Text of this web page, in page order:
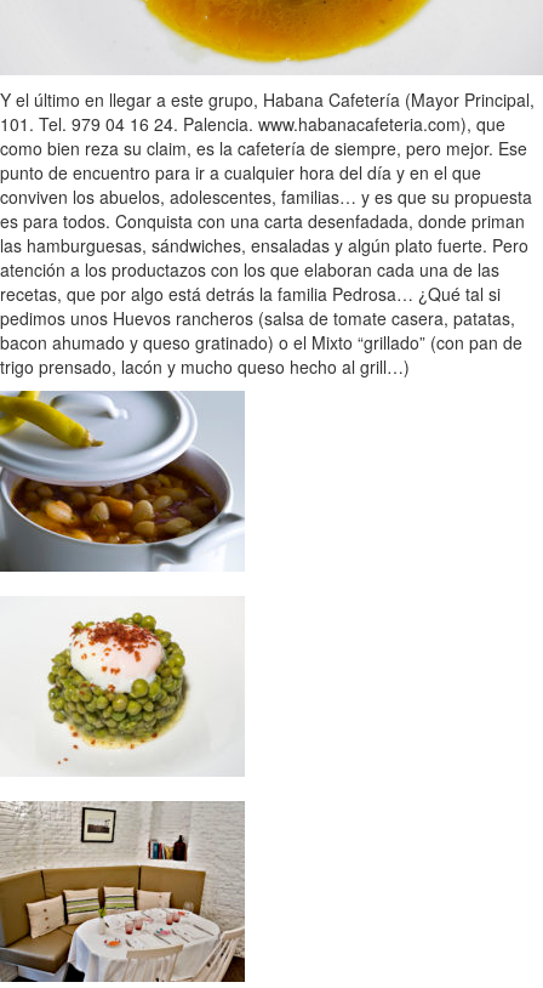
Y el último en llegar a este grupo, Habana Cafetería (Mayor Principal,
101. Tel. 979 04 16 24. Palencia. www.habanacafeteria.com), que
como bien reza su claim, es la cafetería de siempre, pero mejor. Ese
punto de encuentro para ir a cualquier hora del día y en el que
conviven los abuelos, adolescentes, familias… y es que su propuesta
es para todos. Conquista con una carta desenfadada, donde priman
las hamburguesas, sándwiches, ensaladas y algún plato fuerte. Pero
atención a los productazos con los que elaboran cada una de las
recetas, que por algo está detrás la familia Pedrosa… ¿Qué tal si
pedimos unos Huevos rancheros (salsa de tomate casera, patatas,
bacon ahumado y queso gratinado) o el Mixto “grillado” (con pan de
trigo prensado, lacón y mucho queso hecho al grill…)